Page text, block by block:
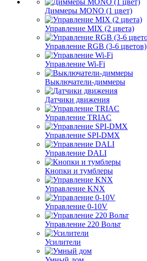
Диммеры MONO (1 цвет)
Управление MIX (2 цвета)
Управление RGB (3-6 цветов)
Управление Wi-Fi
Выключатели-диммеры
Датчики движения
Управление TRIAC
Управление SPI-DMX
Управление DALI
Кнопки и тумблеры
Управление KNX
Управление 0-10V
Управление 220 Вольт
Усилители